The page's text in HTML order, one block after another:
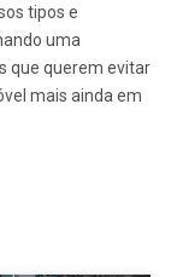
tipos e
uma
que querem evitar
mais ainda em